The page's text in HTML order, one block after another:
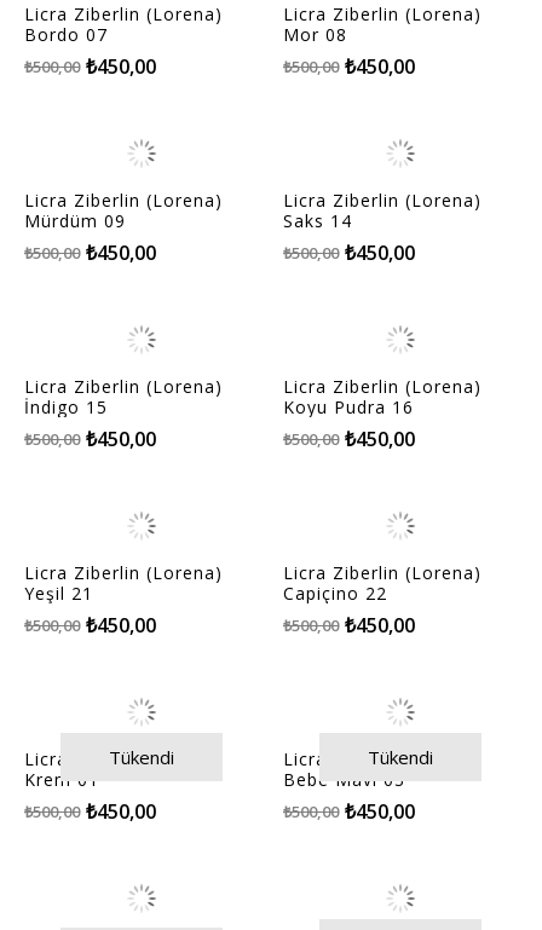
Licra Ziberlin (Lorena)
Bordo 07
₺450,00
₺500,00
Licra Ziberlin (Lorena)
Mor 08
₺450,00
₺500,00
Licra Ziberlin (Lorena)
Mürdüm 09
₺450,00
₺500,00
Licra Ziberlin (Lorena)
Saks 14
₺450,00
₺500,00
Licra Ziberlin (Lorena)
İndigo 15
₺450,00
₺500,00
Licra Ziberlin (Lorena)
Koyu Pudra 16
₺450,00
₺500,00
Licra Ziberlin (Lorena)
Yeşil 21
₺450,00
₺500,00
Licra Ziberlin (Lorena)
Capiçino 22
₺450,00
₺500,00
Tükendi
Licra Ziberlin (Lorena)
Krem 01
₺450,00
₺500,00
Tükendi
Licra Ziberlin (Lorena)
Bebe Mavi 03
₺450,00
₺500,00